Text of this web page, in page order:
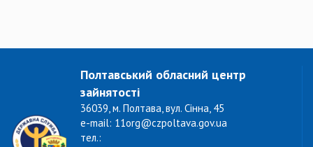
Полтавський обласний центр
зайнятості
36039, м. Полтава, вул. Сінна, 45
e-mail: 11org@czpoltava.gov.ua
тел.: